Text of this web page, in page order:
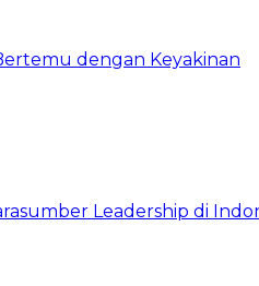
dengan Keyakinan
Leadership di